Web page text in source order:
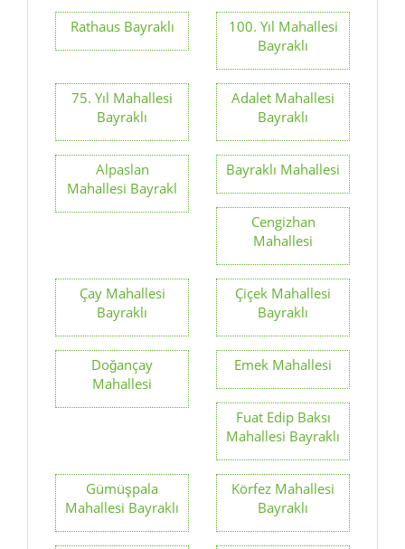
Rathaus Bayraklı
100. Yıl Mahallesi
Bayraklı
75. Yıl Mahallesi
Bayraklı
Adalet Mahallesi
Bayraklı
Alpaslan
Mahallesi Bayrakl
Bayraklı Mahallesi
Cengizhan
Mahallesi
Çay Mahallesi
Bayraklı
Çiçek Mahallesi
Bayraklı
Doğançay
Mahallesi
Emek Mahallesi
Fuat Edip Baksı
Mahallesi Bayraklı
Gümüşpala
Mahallesi Bayraklı
Körfez Mahallesi
Bayraklı